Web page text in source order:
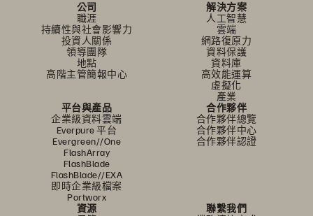
公司
職涯
持續性與社會影響力
投資人關係
領導團隊
地點
高階主管簡報中心
解決方案
人工智慧
雲端
網路復原力
資料保護
資料庫
高效能運算
虛擬化
產業
平台與產品
企業級資料雲端
Everpure 平台
Evergreen//One
FlashArray
FlashBlade
FlashBlade//EXA
即時企業級檔案
Portworx
合作夥伴
合作夥伴總覽
合作夥伴中心
合作夥伴認證
資源
聯繫我們